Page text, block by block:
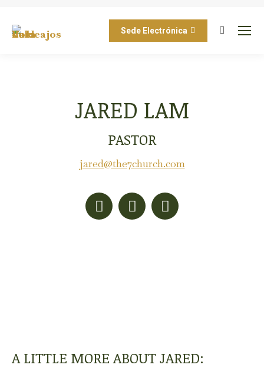
Sede Electrónica Buscar:
JARED LAM
PASTOR
jared@the7church.com
Facebook
X Instagram
A LITTLE MORE ABOUT JARED: